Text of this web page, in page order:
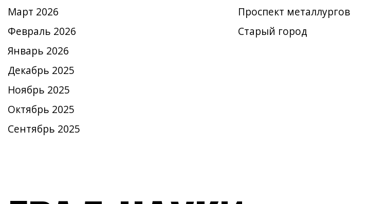
Март 2026
Февраль 2026
Январь 2026
Декабрь 2025
Ноябрь 2025
Октябрь 2025
Сентябрь 2025
Проспект металлургов
Старый город